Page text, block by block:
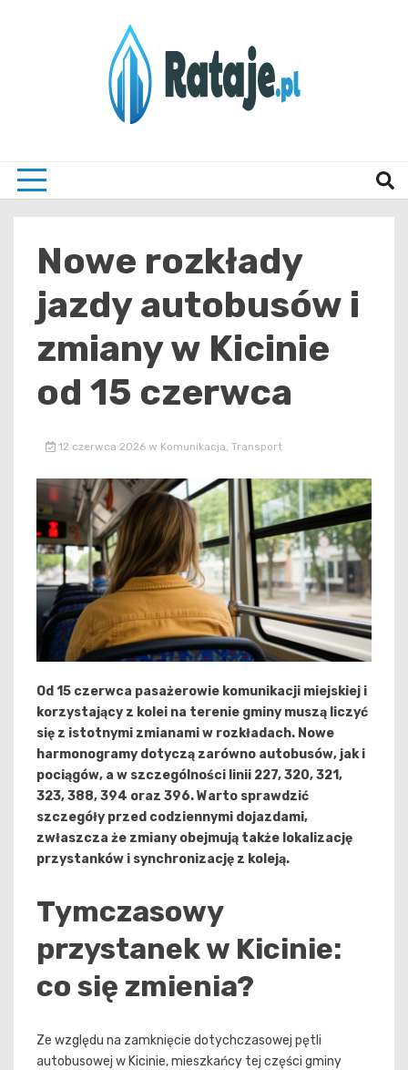
Nowe rozkłady
jazdy autobusów i
zmiany w Kicinie
od 15 czerwca
12 czerwca 2026 w Komunikacja, Transport
Od 15 czerwca pasażerowie komunikacji miejskiej i
korzystający z kolei na terenie gminy muszą liczyć
się z istotnymi zmianami w rozkładach. Nowe
harmonogramy dotyczą zarówno autobusów, jak i
pociągów, a w szczególności linii 227, 320, 321,
323, 388, 394 oraz 396. Warto sprawdzić
szczegóły przed codziennymi dojazdami,
zwłaszcza że zmiany obejmują także lokalizację
przystanków i synchronizację z koleją.
Tymczasowy
przystanek w Kicinie:
co się zmienia?
Ze względu na zamknięcie dotychczasowej pętli
autobusowej w Kicinie, mieszkańcy tej części gminy